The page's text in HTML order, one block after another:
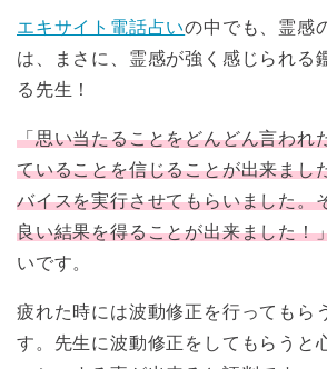
エキサイト電話占いの中でも、霊感
は、まさに、霊感が強く感じられる
る先生！
「思い当たることをどんどん言われ
ていることを信じることが出来まし
バイスを実行させてもらいました。
良い結果を得ることが出来ました！
いです。
疲れた時には波動修正を行ってもら
す。先生に波動修正をしてもらうと